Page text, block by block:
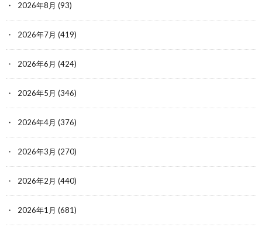
2026年8月 (93)
2026年7月 (419)
2026年6月 (424)
2026年5月 (346)
2026年4月 (376)
2026年3月 (270)
2026年2月 (440)
2026年1月 (681)